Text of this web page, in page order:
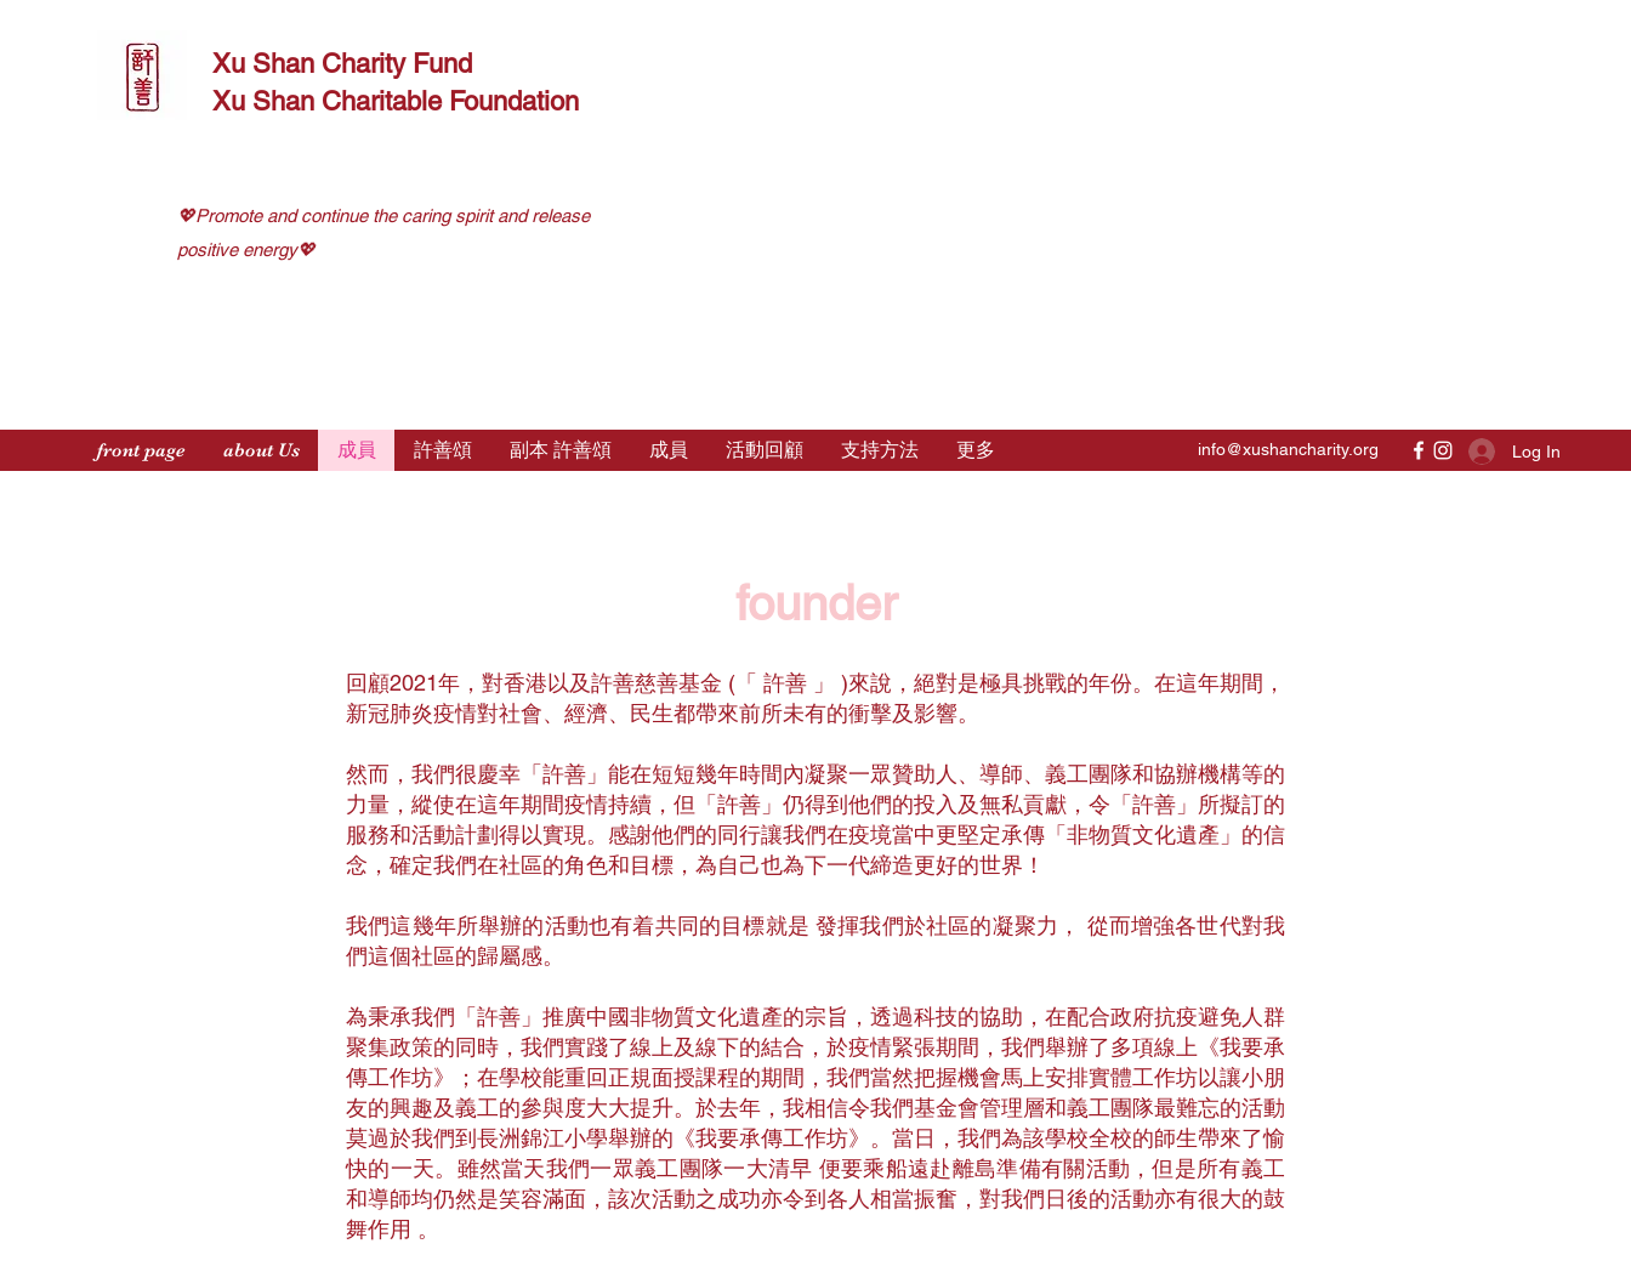
Xu Shan Charity Fund
Xu Shan Charitable Foundation
💖Promote and continue the caring spirit and release
positive energy💖
front page about Us 成員 許善頌 副本 許善頌 成員 活動回顧 支持方法 更多 info@xushancharity.org Log In
founder
回顧2021年，對香港以及許善慈善基金 (「 許善 」 )來說，絕對是極具挑戰的年份。在這年期間，
新冠肺炎疫情對社會、經濟、民生都帶來前所未有的衝擊及影響。
然而，我們很慶幸「許善」能在短短幾年時間內凝聚一眾贊助人、導師、義工團隊和協辦機構等的
力量，縱使在這年期間疫情持續，但「許善」仍得到他們的投入及無私貢獻，令「許善」所擬訂的
服務和活動計劃得以實現。感謝他們的同行讓我們在疫境當中更堅定承傳「非物質文化遺產」的信
念，確定我們在社區的角色和目標，為自己也為下一代締造更好的世界！
我們這幾年所舉辦的活動也有着共同的目標就是 發揮我們於社區的凝聚力， 從而增強各世代對我
們這個社區的歸屬感。
為秉承我們「許善」推廣中國非物質文化遺產的宗旨，透過科技的協助，在配合政府抗疫避免人群
聚集政策的同時，我們實踐了線上及線下的結合，於疫情緊張期間，我們舉辦了多項線上《我要承
傳工作坊》；在學校能重回正規面授課程的期間，我們當然把握機會馬上安排實體工作坊以讓小朋
友的興趣及義工的參與度大大提升。於去年，我相信令我們基金會管理層和義工團隊最難忘的活動
莫過於我們到長洲錦江小學舉辦的《我要承傳工作坊》。當日，我們為該學校全校的師生帶來了愉
快的一天。雖然當天我們一眾義工團隊一大清早 便要乘船遠赴離島準備有關活動，但是所有義工
和導師均仍然是笑容滿面，該次活動之成功亦令到各人相當振奮，對我們日後的活動亦有很大的鼓
舞作用 。